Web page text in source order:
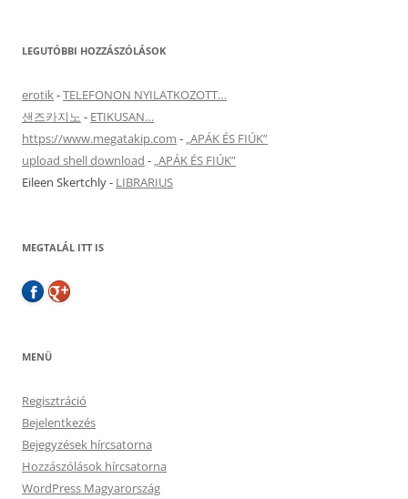
LEGUTÓBBI HOZZÁSZÓLÁSOK
erotik-TELEFONON NYILATKOZOTT…
샌즈카지노 - ETIKUSAN…
https://www.megatakip.com - „APÁK ÉS FIÚK”
upload shell download - „APÁK ÉS FIÚK”
Eileen Skertchly- LIBRARIUS
MEGTALÁL ITT IS
MENÜ
Regisztráció
Bejelentkezés
Bejegyzések hírcsatorna
Hozzászólások hírcsatorna
WordPress Magyarország